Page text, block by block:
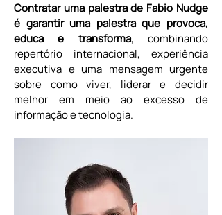
Contratar uma palestra de Fabio Nudge
é garantir uma palestra que provoca,
educa e transforma, combinando
repertório internacional, experiência
executiva e uma mensagem urgente
sobre como viver, liderar e decidir
melhor em meio ao excesso de
informação e tecnologia.